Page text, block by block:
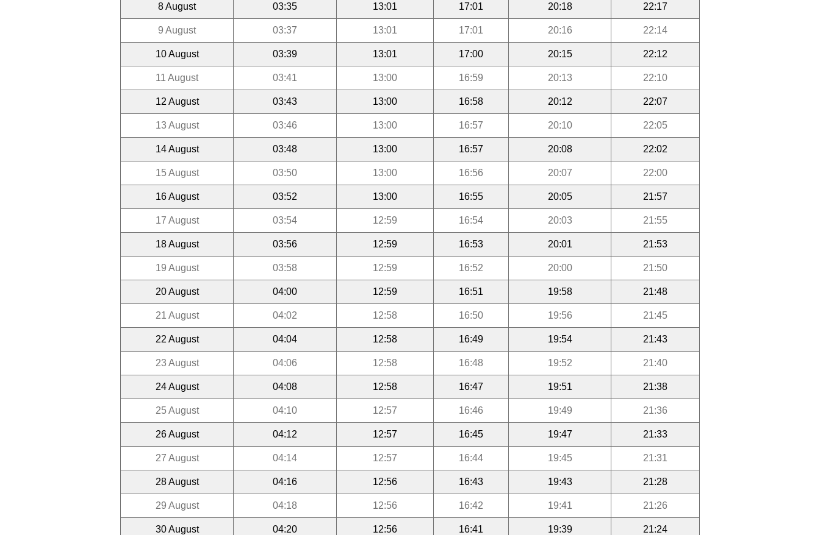
8 August 03:35 13:01 17:01 20:18 22:17
9 August 03:37 13:01 17:01 20:16 22:14
10 August 03:39 13:01 17:00 20:15 22:12
11 August 03:41 13:00 16:59 20:13 22:10
12 August 03:43 13:00 16:58 20:12 22:07
13 August 03:46 13:00 16:57 20:10 22:05
14 August 03:48 13:00 16:57 20:08 22:02
15 August 03:50 13:00 16:56 20:07 22:00
16 August 03:52 13:00 16:55 20:05 21:57
17 August 03:54 12:59 16:54 20:03 21:55
18 August 03:56 12:59 16:53 20:01 21:53
19 August 03:58 12:59 16:52 20:00 21:50
20 August 04:00 12:59 16:51 19:58 21:48
21 August 04:02 12:58 16:50 19:56 21:45
22 August 04:04 12:58 16:49 19:54 21:43
23 August 04:06 12:58 16:48 19:52 21:40
24 August 04:08 12:58 16:47 19:51 21:38
25 August 04:10 12:57 16:46 19:49 21:36
26 August 04:12 12:57 16:45 19:47 21:33
27 August 04:14 12:57 16:44 19:45 21:31
28 August 04:16 12:56 16:43 19:43 21:28
29 August 04:18 12:56 16:42 19:41 21:26
30 August 04:20 12:56 16:41 19:39 21:24